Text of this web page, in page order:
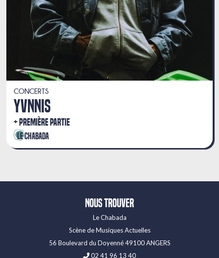
CONCERTS
YVNNIS
PREMIÈRE PARTIE
Le Chabada
Nous trouver
Le Chabada
Scène de Musiques Actuelles
56 Boulevard du Doyenné 49100 ANGERS
02 41 96 13 40